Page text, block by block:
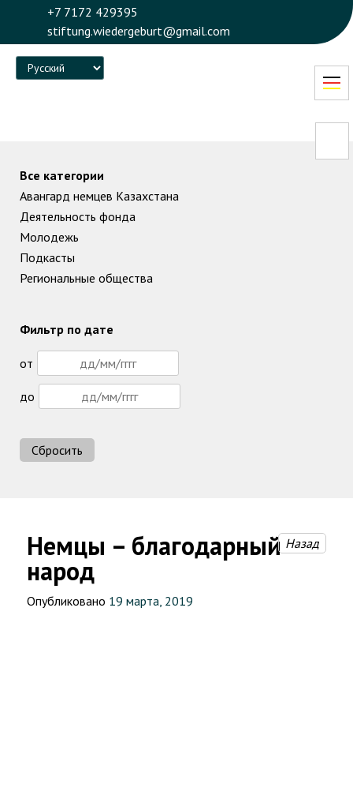
+7 7172 429395
stiftung.wiedergeburt@gmail.com
Language
Немцы – благодарный
народ
Назад
Опубликовано 19 марта, 2019
Все категории
Авангард немцев Казахстана
Деятельность фонда
Молодежь
Подкасты
Региональные общества
Фильтр по дате
от
до
Сбросить